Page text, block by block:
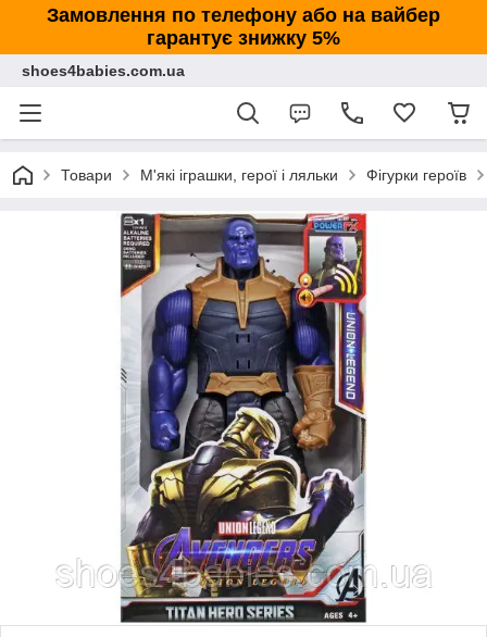
Замовлення по телефону або на вайбер
гарантує знижку 5%
shoes4babies.com.ua
Товари М'які іграшки, герої і ляльки Фігурки героїв